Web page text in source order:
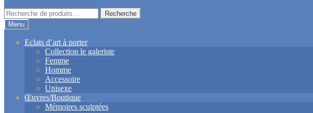
Recherche
pour :
Recherche
Menu
Eclats d’art à porter
Collection le galeriste
Femme
Homme
Accessoire
Unisexe
Œuvres/Boutique
Mémoires sculptées